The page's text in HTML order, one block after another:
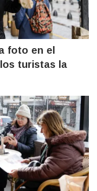
foto en el
turistas la